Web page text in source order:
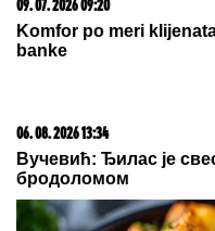
EKSPLOZIJA NA
i tri automobila